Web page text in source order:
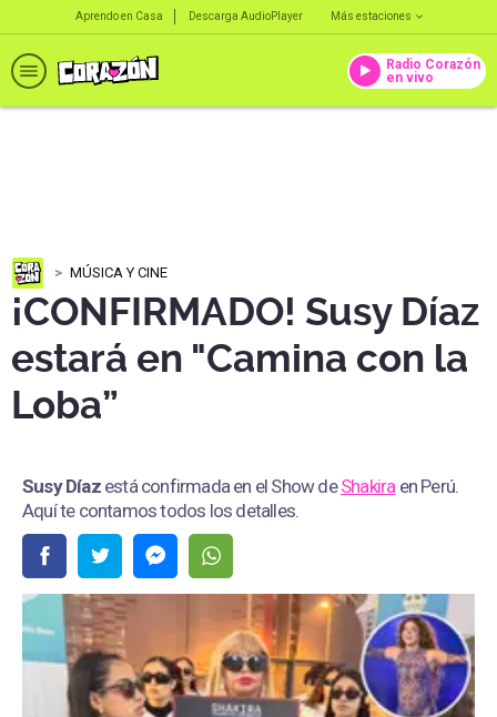
Aprendo en Casa Descarga AudioPlayer Más estaciones
Radio Corazón
en vivo
MÚSICA Y CINE
¡CONFIRMADO! Susy Díaz
estará en "Camina con la
Loba”
Susy Díaz está confirmada en el Show deShakira en Perú.
Aquí te contamos todos los detalles.